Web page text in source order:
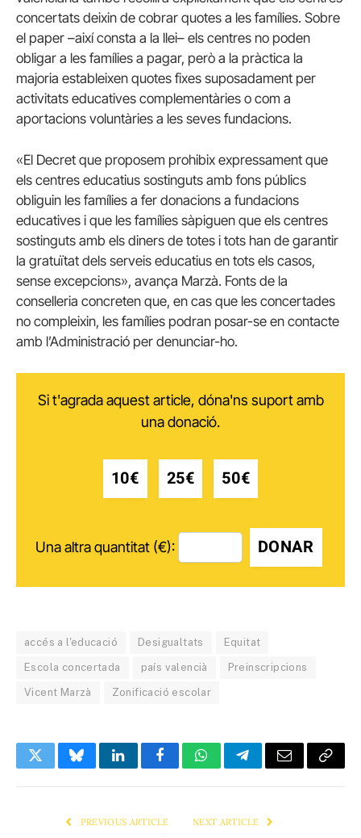
concertats deixin de cobrar quotes a les famílies. Sobre
el paper –així consta a la llei– els centres no poden
obligar a les famílies a pagar, però a la pràctica la
majoria estableixen quotes fixes suposadament per
activitats educatives complementàries o com a
aportacions voluntàries a les seves fundacions.
«El Decret que proposem prohibix expressament que
els centres educatius sostinguts amb fons públics
obliguin les famílies a fer donacions a fundacions
educatives i que les famílies sàpiguen que els centres
sostinguts amb els diners de totes i tots han de garantir
la gratuïtat dels serveis educatius en tots els casos,
sense excepcions», avança Marzà. Fonts de la
conselleria concreten que, en cas que les concertades
no compleixin, les famílies podran posar-se en contacte
amb l’Administració per denunciar-ho.
Si t'agrada aquest article, dóna'ns suport amb
una donació.
10€ 25€ 50€
Una altra quantitat (€): DONAR
accés a l'educació Desigualtats Equitat
Escola concertada país valencià Preinscripcions
Vicent Marzà Zonificació escolar
TwitterBlueskyLinkedInFacebookWhatsAppTelegramEmail Copy
PREVIOUS ARTICLE NEXT ARTICLE